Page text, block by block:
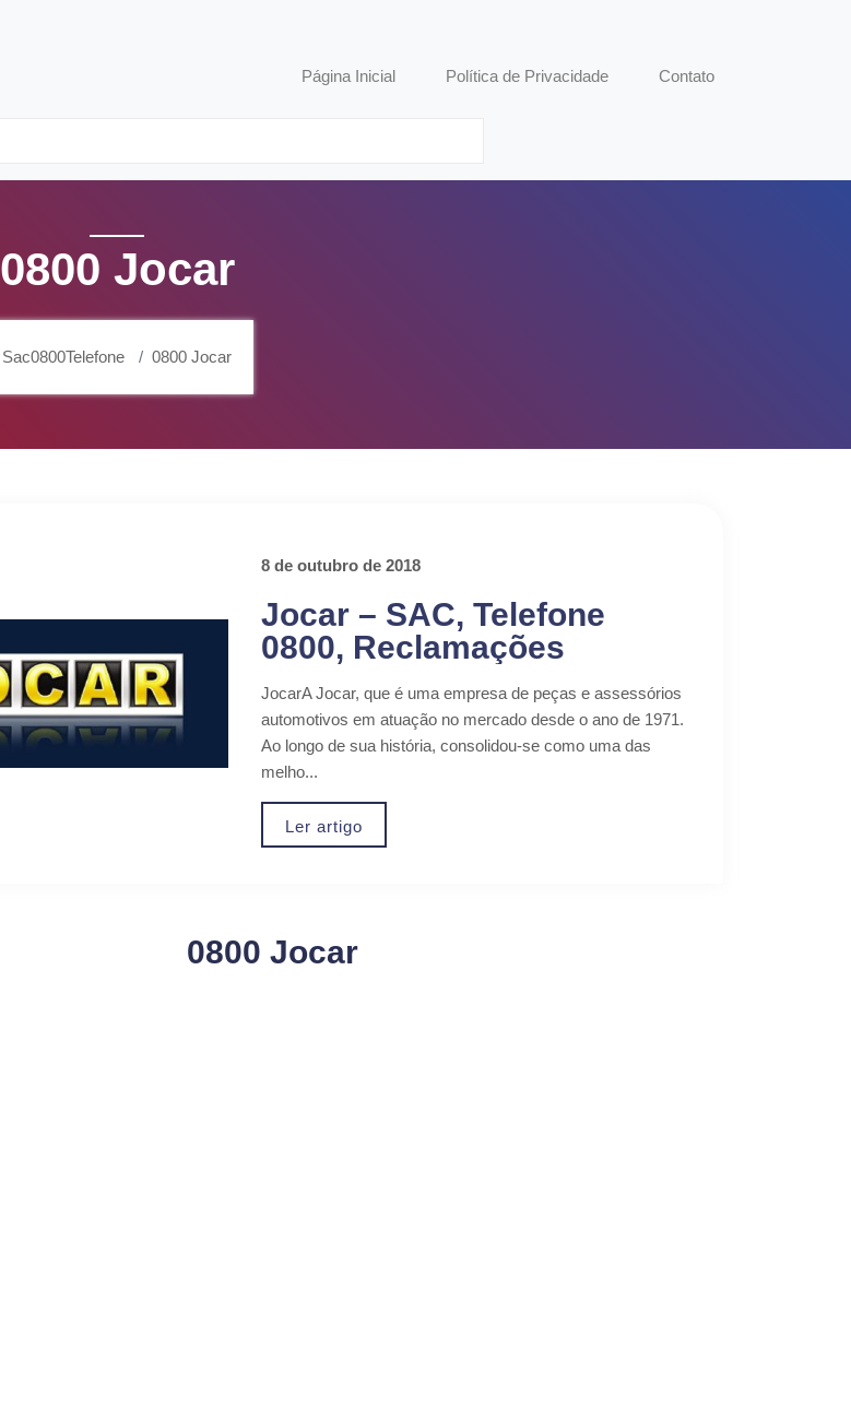
Página Inicial Política de Privacidade Contato
0800 Jocar
Sac0800Telefone 0800 Jocar
8 de outubro de 2018
Jocar – SAC, Telefone
0800, Reclamações
JocarA Jocar, que é uma empresa de peças e assessórios
automotivos em atuação no mercado desde o ano de 1971.
Ao longo de sua história, consolidou-se como uma das
melho...
Ler artigo
0800 Jocar